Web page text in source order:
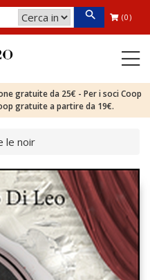
(0)
gratuite da 25€ - Per i soci Coop
gratuite a partire da 19€.
le noir